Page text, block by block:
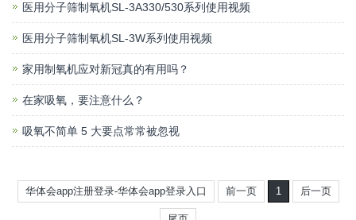
医用分子筛制氧机SL-3A330/530系列使用视频
医用分子筛制氧机SL-3W系列使用视频
家用制氧机应对新冠真的有用吗？
在家吸氧，要注意什么？
吸氧不简单 5 大要点常常被忽视
华体会app注册登录-华体会app登录入口 前一页 1 后一页